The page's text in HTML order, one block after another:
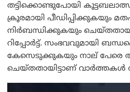
തട്ടിക്കൊണ്ടുപോയി
ക്രൂരമായി പീഡിപ്പിക്കുകയും
നിർബന്ധിക്കുകയും ചെയ്തതായി
റിപ്പോർട്ട്. സംഭവവുമായി
കേസെടുക്കുകയും നാല് പേരെ
ചെയ്തതായിട്ടാണ് വാർത്തകൾ